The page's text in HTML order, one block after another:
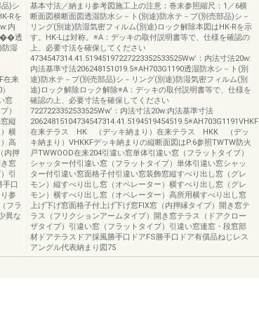
)シ
Rを
内
透
湿
在来
窓
）
縦
横
高
内押
窓
引
口
参
フラ
異な
基本寸法／納まり参考図施工上の注意：巻末参照縮尺：1／6横
断面図横断面図透湿防水シ－ト(別途)防水テ－プ(別売部品)シ－
リング(別途)防湿気密フィルム(別途)ロック解除本図はHK-Rを示
す。HK-Lは対称。※A：デッキの取付説明書等で、仕様を確認の
上、必要寸法を確保してください
4734547314.41.51945197227223352533525Ww’：内法寸法20w:
内法基準寸法206248151019.5※AH703G1190透湿防水シ－ト(別
途)防水テ－プ(別売部品)シ－リング(別途)防湿気密フィルム(別
途)ロック解除ロック解除※A：デッキの取付説明書等で、仕様を
確認の上、必要寸法を確保してください
7227223352533525Ww’：内法寸法20w:内法基準寸法
20624815104734547314.41.5194519454519.5※AH703G1191VHKF
在来テラス HK （デッキ納まり）在来テラス HKK （デッ
キ納まり）VHKKFデッキ納まりの縦断面図はP.6参照TWTW防火
戸TWWOOD在来204引違い窓単体引違い窓（フラットタイプ）
シャッター付引違い窓（フラットタイプ）単体引違い窓シャッ
ター付引違い窓面格子付引違い窓装飾窓縦すべり出し窓（グレ
モン）縦すべり出し窓（オペレーター）横すべり出し窓（グレ
モン）横すべり出し窓（オペレーター）高所用横すべり出し窓
上げ下げ窓面格子付上げ下げ窓FIX窓（内押縁タイプ）開き窓テ
ラス（フリクションアームタイプ）開き窓テラス（ドアクロー
ザタイプ）引違い窓（フラットタイプ）引違い窓連窓・段窓部
材ドアテラスドア採風勝手口ドアFS勝手口ドア有償品ねじレス
アングル代表納まり図75